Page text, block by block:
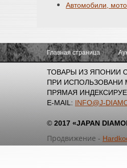
Автомобили,
Главная страница
ТОВАРЫ ИЗ ЯПОНИИ С
ПРИ ИСПОЛЬЗОВАНИ
ПРЯМАЯ
E-MAIL: INFO@J-
© 2017 «JAPAN
Продвижение -